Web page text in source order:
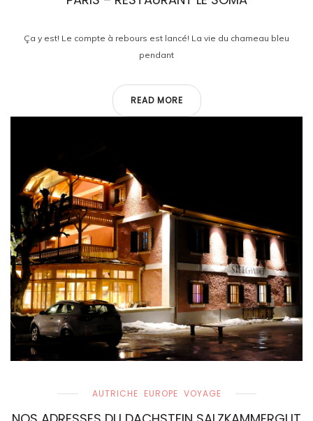
Ça y est! Le compte à rebours est lancé! La vie du chameau bleu
pendant
READ MORE
AUTRICHE EUROPE VOYAGE